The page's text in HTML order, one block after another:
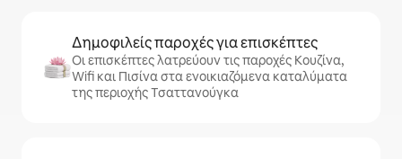
Δημοφιλείς παροχές για επισκέπτες
Οι επισκέπτες λατρεύουν τις παροχές Κουζίνα,
Wifi και Πισίνα στα ενοικιαζόμενα καταλύματα
της περιοχής Τσαττανούγκα